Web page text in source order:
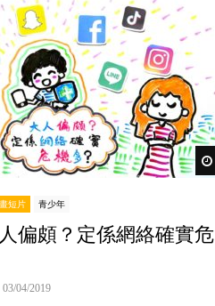
短片 青少年
偏頗？定係網絡確實危
03/04/2019